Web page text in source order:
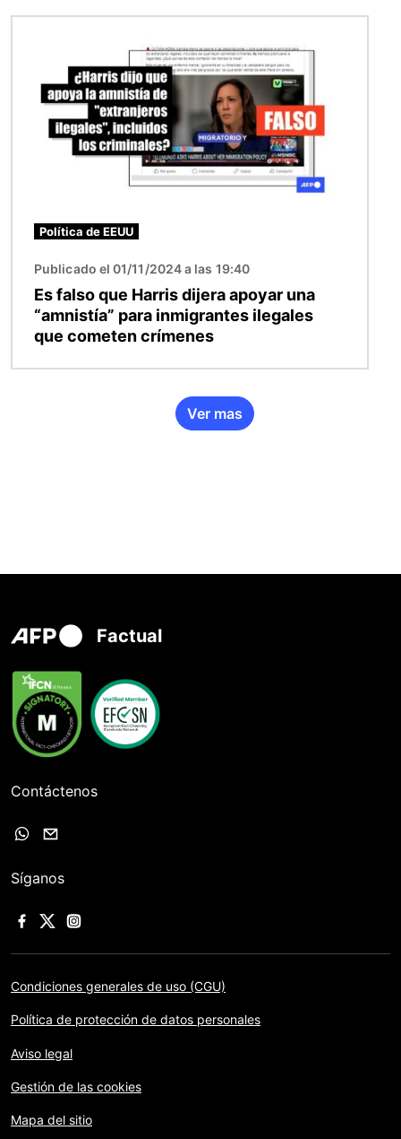
Política de EEUU
Publicado el 01/11/2024 a las 19:40
Es falso que Harris dijera apoyar una
“amnistía” para inmigrantes ilegales
que cometen crímenes
Ver mas
Factual
Contáctenos
Síganos
Condiciones generales de uso (CGU)
Política de protección de datos personales
Aviso legal
Gestión de las cookies
Mapa del sitio